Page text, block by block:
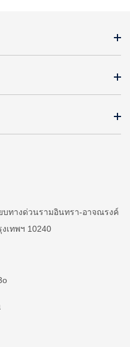
ทางด่วนรามอินทรา-อาจณรงค์
เทพฯ 10240